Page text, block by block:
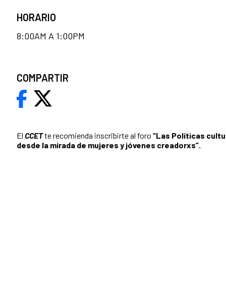
El CCETte recomienda inscribirte al foro “Las Políticas
desde la mirada de mujeres y jóvenes creadorxs”.
HORARIO
8:00AM A 1:00PM
COMPARTIR